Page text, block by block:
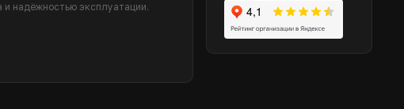
и надёжностью эксплуатации.